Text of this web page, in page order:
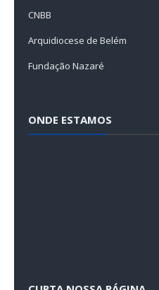
CNBB
Arquidiocese de Belém
Fundação Nazaré
ONDE ESTAMOS